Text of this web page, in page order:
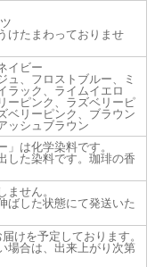
けたまわっておりませ
イビー
ュ、フロストブルー、ミ
ラック、ライムイエロ
ーピンク、ラズベリーピ
ベリーピンク、ブラウン
ッシュブラウン
」は化学染料です。
した染料です。珈琲の香
せん。
ばした状態にて発送いた
けを予定しております。
場合は、出来上がり次第